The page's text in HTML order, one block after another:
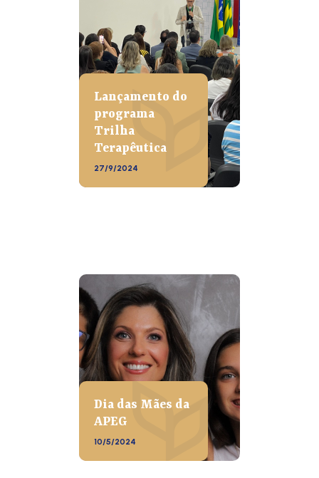
Lançamento do
programa
Trilha
Terapêutica
27/9/2024
Dia das Mães da
APEG
10/5/2024